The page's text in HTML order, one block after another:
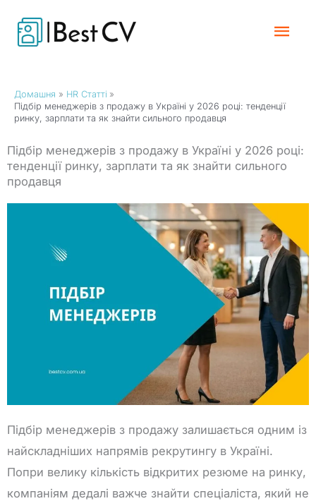
Домашня
HR Статті
Підбір менеджерів з продажу в Україні у 2026 році: тенденції
ринку, зарплати та як знайти сильного продавця
Підбір менеджерів з продажу в Україні у 2026 році:
тенденції ринку, зарплати та як знайти сильного
продавця
Підбір менеджерів з продажу залишається одним із
найскладніших напрямів рекрутингу в Україні.
Попри велику кількість відкритих резюме на ринку,
компаніям дедалі важче знайти спеціаліста, який не